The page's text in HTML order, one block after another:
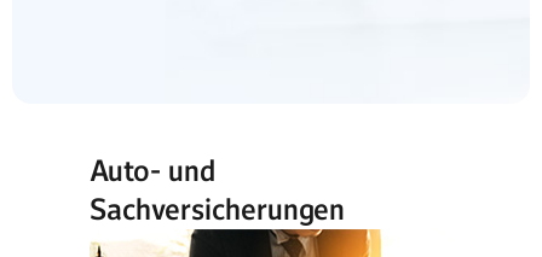
Auto- und
Sachversicherungen